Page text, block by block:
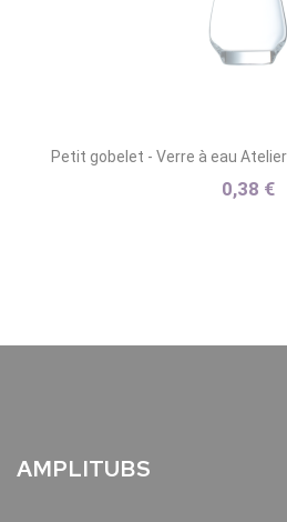
Petit gobelet - Verre à eau Atelier
0,38 €
AMPLITUBS